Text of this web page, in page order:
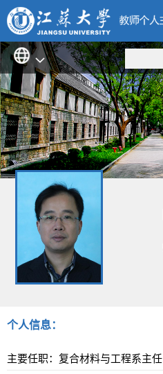
个人信息：
主要任职：复合材料与工程系主任